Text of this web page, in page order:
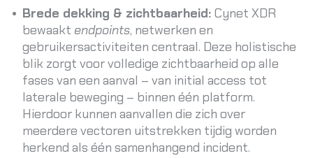
Brede dekking & zichtbaarheid: Cynet XDR
bewaakt endpoints, netwerken en
gebruikersactiviteiten centraal. Deze holistische
blik zorgt voor volledige zichtbaarheid op alle
fases van een aanval – van initial access tot
laterale beweging – binnen één platform.
Hierdoor kunnen aanvallen die zich over
meerdere vectoren uitstrekken tijdig worden
herkend als één samenhangend incident.